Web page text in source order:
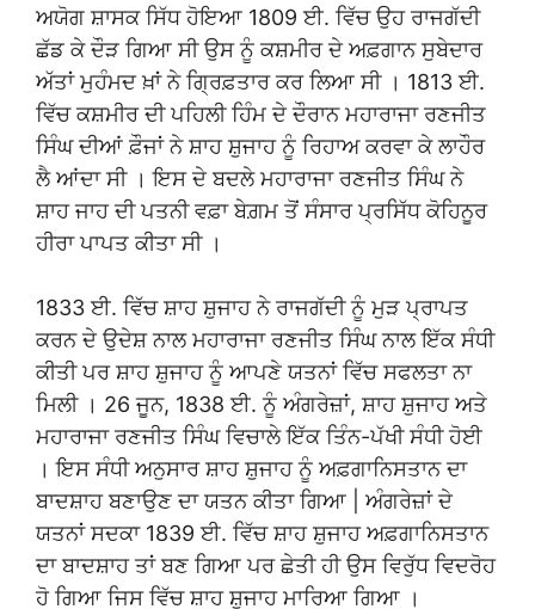
ਅਯੋਗ ਸ਼ਾਸਕ ਸਿੱਧ ਹੋਇਆ 1809 ਈ. ਵਿੱਚ ਉਹ ਰਾਜਗੱਦੀ
ਛੱਡ ਕੇ ਦੌੜ ਗਿਆ ਸੀ ਉਸ ਨੂੰ ਕਸ਼ਮੀਰ ਦੇ ਅਫ਼ਗਾਨ ਸੁਬੇਦਾਰ
ਅੱਤਾਂ ਮੁਹੰਮਦ ਖ਼ਾਂ ਨੇ ਗ੍ਰਿਫ਼ਤਾਰ ਕਰ ਲਿਆ ਸੀ । 1813 ਈ.
ਵਿੱਚ ਕਸ਼ਮੀਰ ਦੀ ਪਹਿਲੀ ਹਿੰਮ ਦੇ ਦੌਰਾਨ ਮਹਾਰਾਜਾ ਰਣਜੀਤ
ਸਿੰਘ ਦੀਆਂ ਫ਼ੌਜਾਂ ਨੇ ਸ਼ਾਹ ਸ਼ੁਜਾਹ ਨੂੰ ਰਿਹਾਅ ਕਰਵਾ ਕੇ ਲਾਹੌਰ
ਲੈ ਆਂਦਾ ਸੀ । ਇਸ ਦੇ ਬਦਲੇ ਮਹਾਰਾਜਾ ਰਣਜੀਤ ਸਿੰਘ ਨੇ
ਸ਼ਾਹ ਜਾਹ ਦੀ ਪਤਨੀ ਵਫ਼ਾ ਬੇਗ਼ਮ ਤੋਂ ਸੰਸਾਰ ਪ੍ਰਸਿੱਧ ਕੋਹਿਨੂਰ
ਹੀਰਾ ਪਾਪਤ ਕੀਤਾ ਸੀ ।
1833 ਈ. ਵਿੱਚ ਸ਼ਾਹ ਸ਼ੁਜਾਹ ਨੇ ਰਾਜਗੱਦੀ ਨੂੰ ਮੁੜ ਪ੍ਰਾਪਤ
ਕਰਨ ਦੇ ਉਦੇਸ਼ ਨਾਲ ਮਹਾਰਾਜਾ ਰਣਜੀਤ ਸਿੰਘ ਨਾਲ ਇੱਕ ਸੰਧੀ
ਕੀਤੀ ਪਰ ਸ਼ਾਹ ਸ਼ੁਜਾਹ ਨੂੰ ਆਪਣੇ ਯਤਨਾਂ ਵਿੱਚ ਸਫਲਤਾ ਨਾ
ਮਿਲੀ । 26 ਜੂਨ, 1838 ਈ. ਨੂੰ ਅੰਗਰੇਜ਼ਾਂ, ਸ਼ਾਹ ਸ਼ੁਜਾਹ ਅਤੇ
ਮਹਾਰਾਜਾ ਰਣਜੀਤ ਸਿੰਘ ਵਿਚਾਲੇ ਇੱਕ ਤਿੰਨ-ਪੱਖੀ ਸੰਧੀ ਹੋਈ
। ਇਸ ਸੰਧੀ ਅਨੁਸਾਰ ਸ਼ਾਹ ਸ਼ੁਜਾਹ ਨੂੰ ਅਫ਼ਗਾਨਿਸਤਾਨ ਦਾ
ਬਾਦਸ਼ਾਹ ਬਣਾਉਣ ਦਾ ਯਤਨ ਕੀਤਾ ਗਿਆ | ਅੰਗਰੇਜ਼ਾਂ ਦੇ
ਯਤਨਾਂ ਸਦਕਾ 1839 ਈ. ਵਿੱਚ ਸ਼ਾਹ ਸ਼ੁਜਾਹ ਅਫ਼ਗਾਨਿਸਤਾਨ
ਦਾ ਬਾਦਸ਼ਾਹ ਤਾਂ ਬਣ ਗਿਆ ਪਰ ਛੇਤੀ ਹੀ ਉਸ ਵਿਰੁੱਧ ਵਿਦਰੋਹ
ਹੋ ਗਿਆ ਜਿਸ ਵਿੱਚ ਸ਼ਾਹ ਸ਼ੁਜਾਹ ਮਾਰਿਆ ਗਿਆ ।